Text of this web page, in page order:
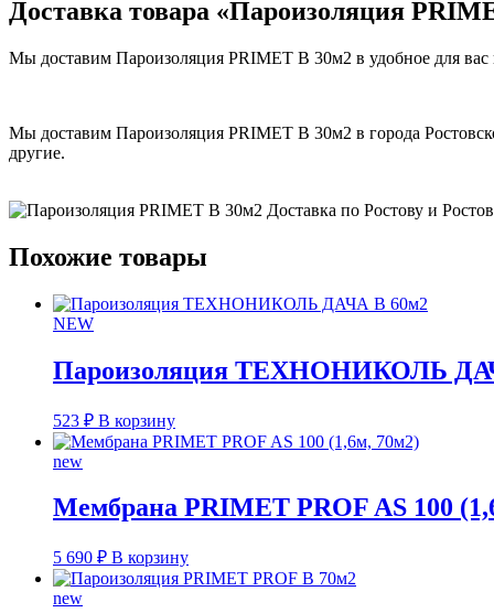
Доставка товара «Пароизоляция
Мы доставим Пароизоляция PRIMET В 30м2 в удобное для вас
Мы доставим Пароизоляция PRIMET В 30м2 в города
другие.
Похожие товары
NEW
Пароизоляция ТЕХНОНИКОЛЬ
523 ₽ В корзину
new
Мембрана PRIMET PROF AS 100
5 690 ₽ В корзину
new